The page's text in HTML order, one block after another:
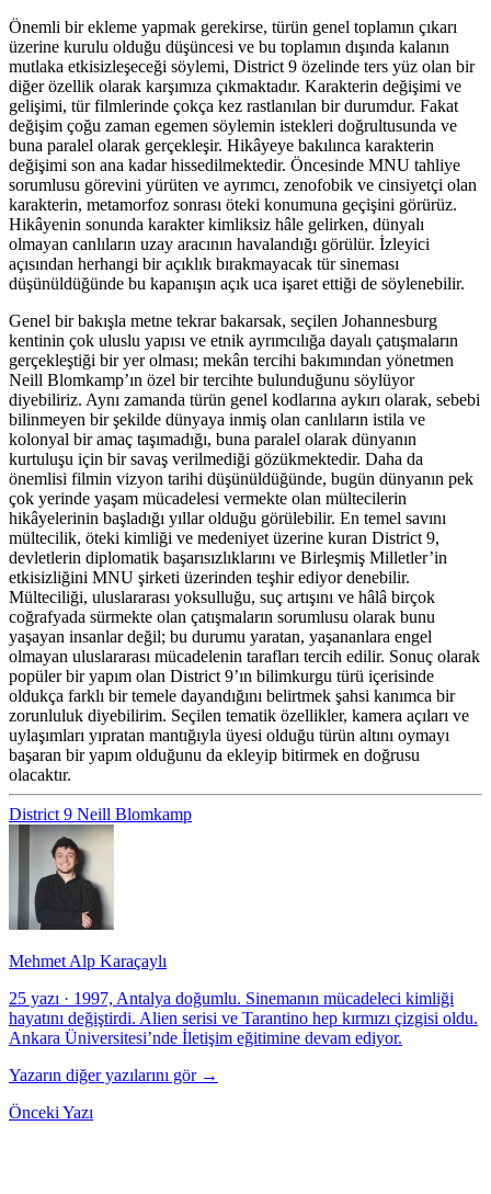
Önemli bir ekleme yapmak gerekirse, türün genel toplamın çıkarı
üzerine kurulu olduğu düşüncesi ve bu toplamın dışında kalanın
mutlaka etkisizleşeceği söylemi, District 9 özelinde ters yüz olan bir
diğer özellik olarak karşımıza çıkmaktadır. Karakterin değişimi ve
gelişimi, tür filmlerinde çokça kez rastlanılan bir durumdur. Fakat
değişim çoğu zaman egemen söylemin istekleri doğrultusunda ve
buna paralel olarak gerçekleşir. Hikâyeye bakılınca karakterin
değişimi son ana kadar hissedilmektedir. Öncesinde MNU tahliye
sorumlusu görevini yürüten ve ayrımcı, zenofobik ve cinsiyetçi olan
karakterin, metamorfoz sonrası öteki konumuna geçişini görürüz.
Hikâyenin sonunda karakter kimliksiz hâle gelirken, dünyalı
olmayan canlıların uzay aracının havalandığı görülür. İzleyici
açısından herhangi bir açıklık bırakmayacak tür sineması
düşünüldüğünde bu kapanışın açık uca işaret ettiği de söylenebilir.
Genel bir bakışla metne tekrar bakarsak, seçilen Johannesburg
kentinin çok uluslu yapısı ve etnik ayrımcılığa dayalı çatışmaların
gerçekleştiği bir yer olması; mekân tercihi bakımından yönetmen
Neill Blomkamp’ın özel bir tercihte bulunduğunu söylüyor
diyebiliriz. Aynı zamanda türün genel kodlarına aykırı olarak, sebebi
bilinmeyen bir şekilde dünyaya inmiş olan canlıların istila ve
kolonyal bir amaç taşımadığı, buna paralel olarak dünyanın
kurtuluşu için bir savaş verilmediği gözükmektedir. Daha da
önemlisi filmin vizyon tarihi düşünüldüğünde, bugün dünyanın pek
çok yerinde yaşam mücadelesi vermekte olan mültecilerin
hikâyelerinin başladığı yıllar olduğu görülebilir. En temel savını
mültecilik, öteki kimliği ve medeniyet üzerine kuran District 9,
devletlerin diplomatik başarısızlıklarını ve Birleşmiş Milletler’in
etkisizliğini MNU şirketi üzerinden teşhir ediyor denebilir.
Mülteciliği, uluslararası yoksulluğu, suç artışını ve hâlâ birçok
coğrafyada sürmekte olan çatışmaların sorumlusu olarak bunu
yaşayan insanlar değil; bu durumu yaratan, yaşananlara engel
olmayan uluslararası mücadelenin tarafları tercih edilir. Sonuç olarak
popüler bir yapım olan District 9’ın bilimkurgu türü içerisinde
oldukça farklı bir temele dayandığını belirtmek şahsi kanımca bir
zorunluluk diyebilirim. Seçilen tematik özellikler, kamera açıları ve
uylaşımları yıpratan mantığıyla üyesi olduğu türün altını oymayı
başaran bir yapım olduğunu da ekleyip bitirmek en doğrusu
olacaktır.
District 9 Neill Blomkamp
Mehmet Alp Karaçaylı
25 yazı · 1997, Antalya doğumlu. Sinemanın mücadeleci kimliği
hayatını değiştirdi. Alien serisi ve Tarantino hep kırmızı çizgisi oldu.
Ankara Üniversitesi’nde İletişim eğitimine devam ediyor.
Yazarın diğer yazılarını gör →
Önceki Yazı